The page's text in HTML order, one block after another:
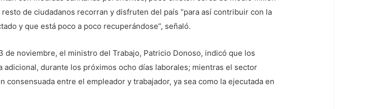
de ciudadanos recorran y disfruten del país “para así contribuir con la
y que está poco a poco recuperándose”, señaló.
de noviembre, el ministro del Trabajo, Patricio Donoso, indicó que los
durante los próximos ocho días laborales; mientras el sector
consensuada entre el empleador y trabajador, ya sea como la ejecutada en